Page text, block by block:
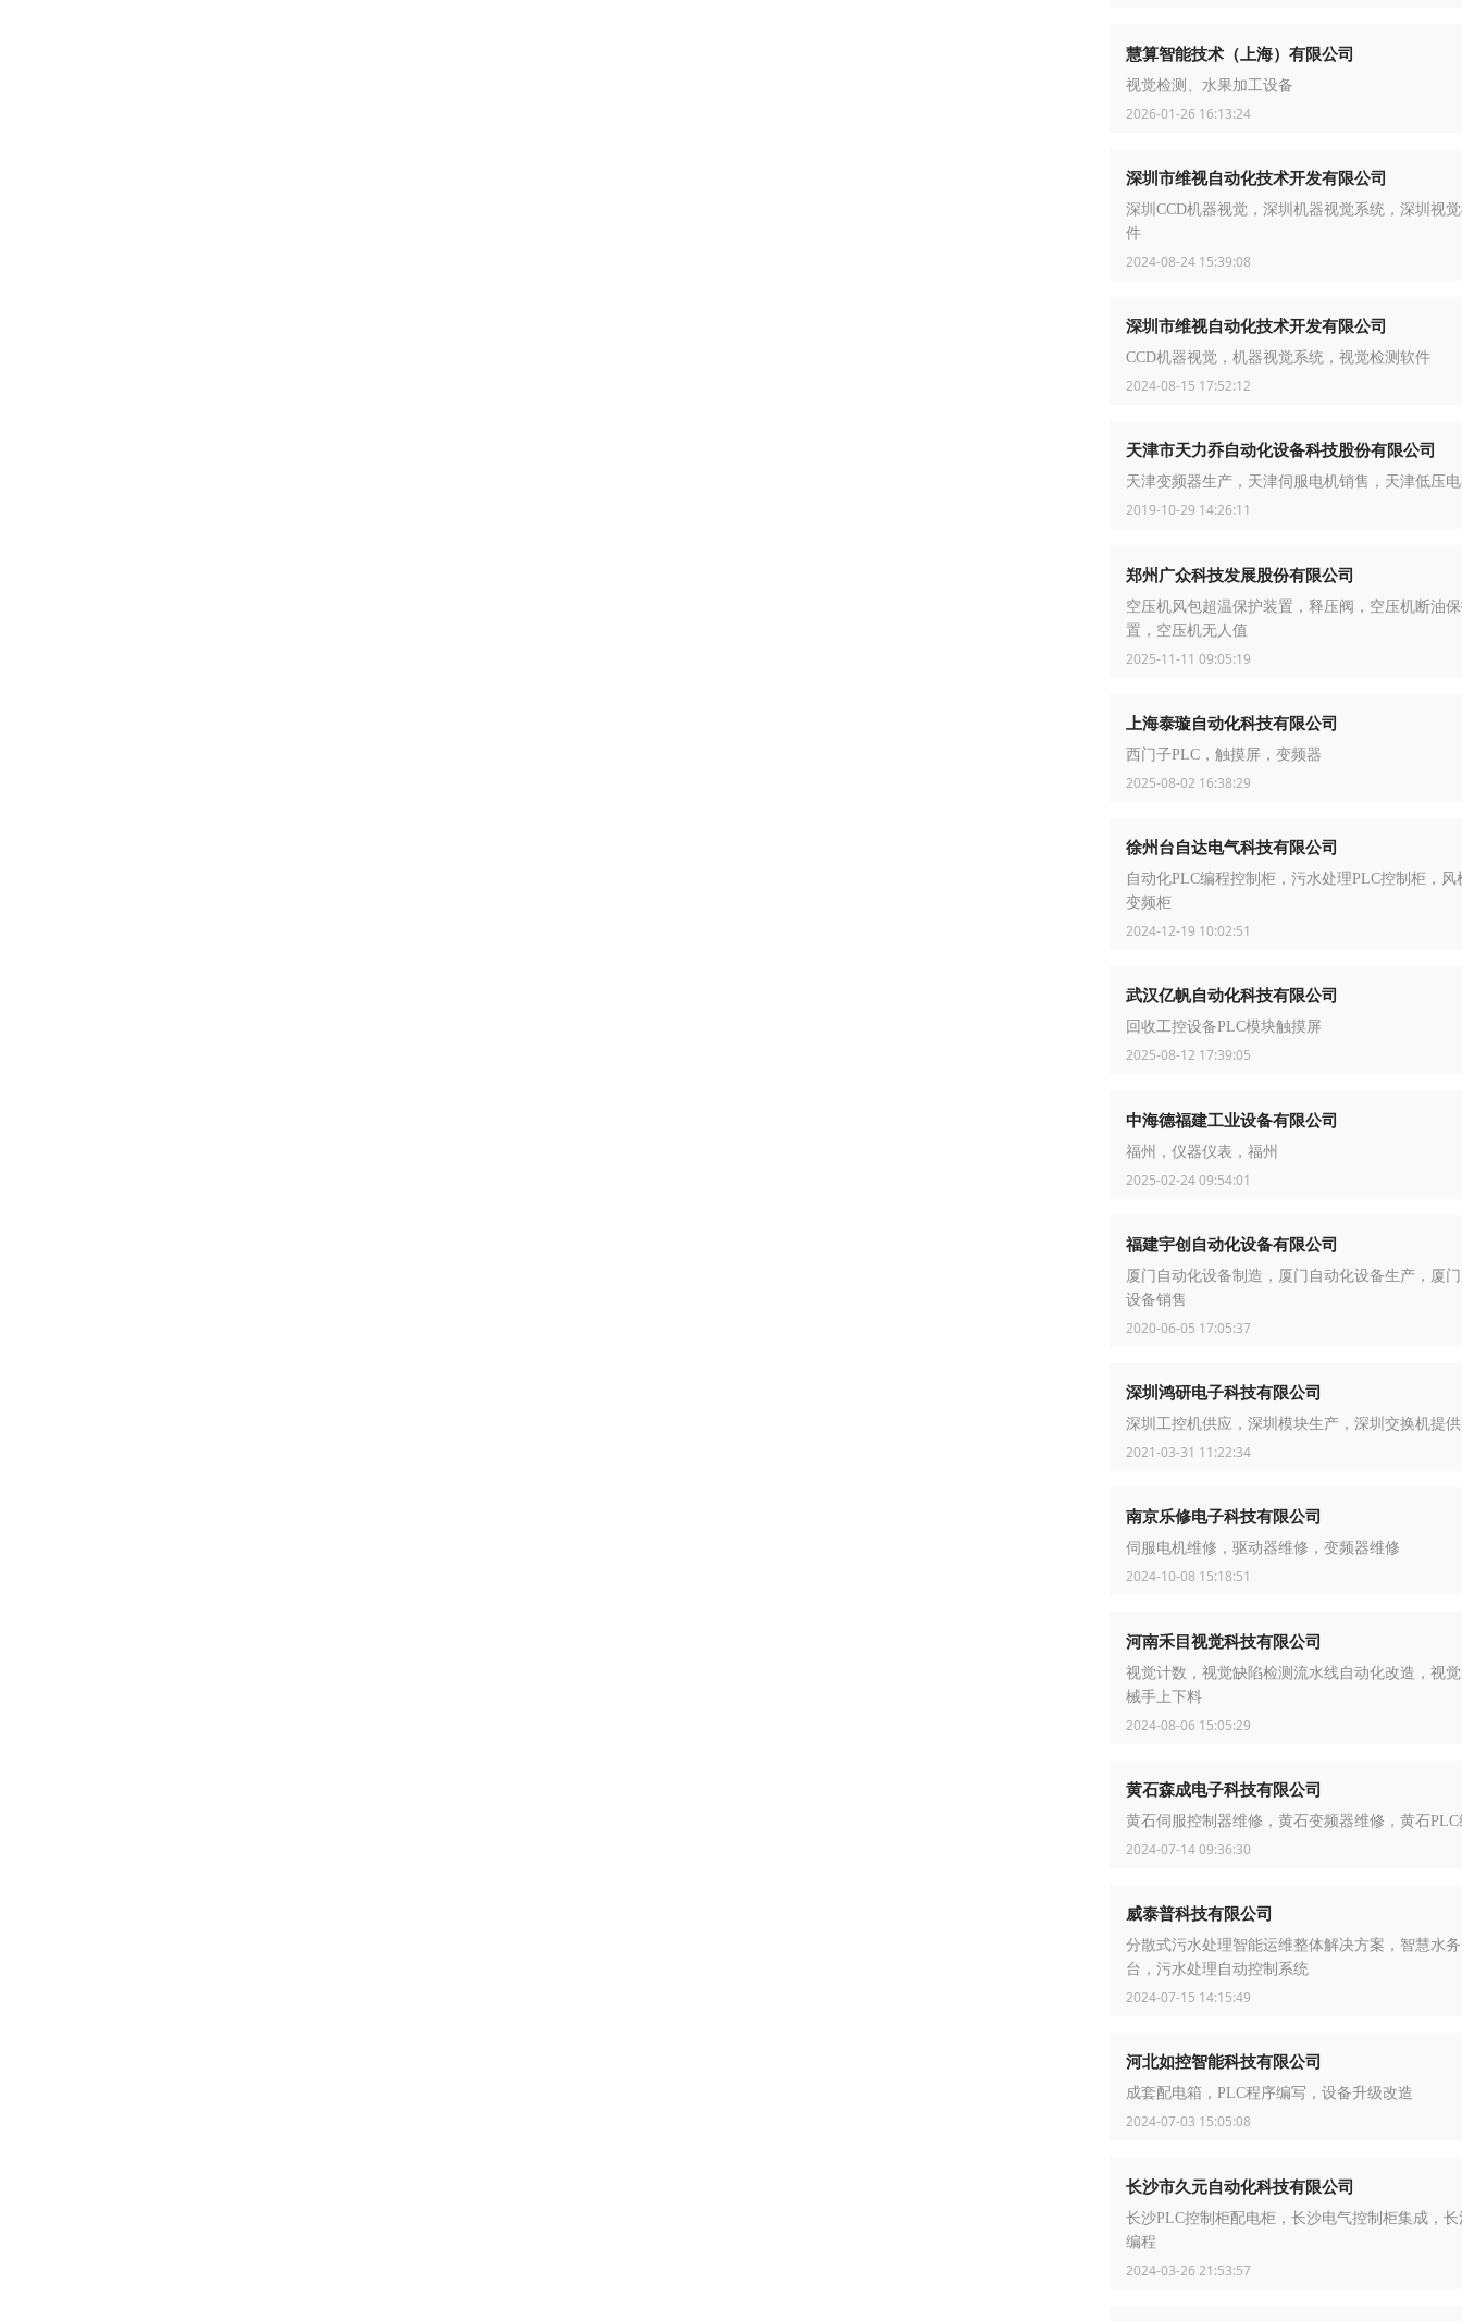
慧算智能技术（上海）有限公司
视觉检测、水果加工设备
2026-01-26 16:13:24
深圳市维视自动化技术开发有限公司
深圳CCD机器视觉，深圳机器视觉系统，深圳视
件
2024-08-24 15:39:08
深圳市维视自动化技术开发有限公司
CCD机器视觉，机器视觉系统，视觉检测软件
2024-08-15 17:52:12
天津市天力乔自动化设备科技股份有限公司
天津变频器生产，天津伺服电机销售，天津低压
2019-10-29 14:26:11
郑州广众科技发展股份有限公司
空压机风包超温保护装置，释压阀，空压机断油
置，空压机无人值
2025-11-11 09:05:19
上海泰璇自动化科技有限公司
西门子PLC，触摸屏，变频器
2025-08-02 16:38:29
徐州台自达电气科技有限公司
自动化PLC编程控制柜，污水处理PLC控制柜，风
变频柜
2024-12-19 10:02:51
武汉亿帆自动化科技有限公司
回收工控设备PLC模块触摸屏
2025-08-12 17:39:05
中海德福建工业设备有限公司
福州，仪器仪表，福州
2025-02-24 09:54:01
福建宇创自动化设备有限公司
厦门自动化设备制造，厦门自动化设备生产，厦
设备销售
2020-06-05 17:05:37
深圳鸿研电子科技有限公司
深圳工控机供应，深圳模块生产，深圳交换机提供
2021-03-31 11:22:34
南京乐修电子科技有限公司
伺服电机维修，驱动器维修，变频器维修
2024-10-08 15:18:51
河南禾目视觉科技有限公司
视觉计数，视觉缺陷检测流水线自动化改造，视
械手上下料
2024-08-06 15:05:29
黄石森成电子科技有限公司
黄石伺服控制器维修，黄石变频器维修，黄石PLC
2024-07-14 09:36:30
威泰普科技有限公司
分散式污水处理智能运维整体解决方案，智慧水
台，污水处理自动控制系统
2024-07-15 14:15:49
河北如控智能科技有限公司
成套配电箱，PLC程序编写，设备升级改造
2024-07-03 15:05:08
长沙市久元自动化科技有限公司
长沙PLC控制柜配电柜，长沙电气控制柜集成，长
编程
2024-03-26 21:53:57